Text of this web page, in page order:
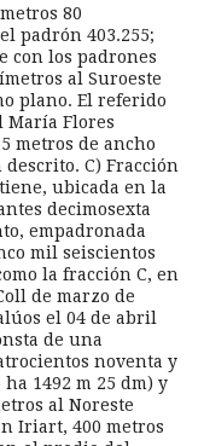
80
padrón 403.255;
con los padrones
al Suroeste
plano. El referido
María Flores
metros de ancho
C) Fracción
ubicada en la
decimosexta
empadronada
mil seiscientos
la fracción C, en
de marzo de
el 04 de abril
de una
noventa y
1492 m 25 dm) y
al Noreste
Iriart, 400 metros